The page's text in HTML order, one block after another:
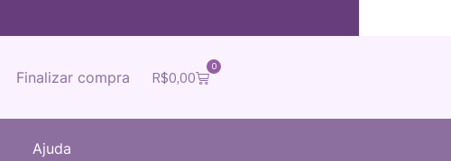
R$0,00
0
Finalizar compra
Ajuda